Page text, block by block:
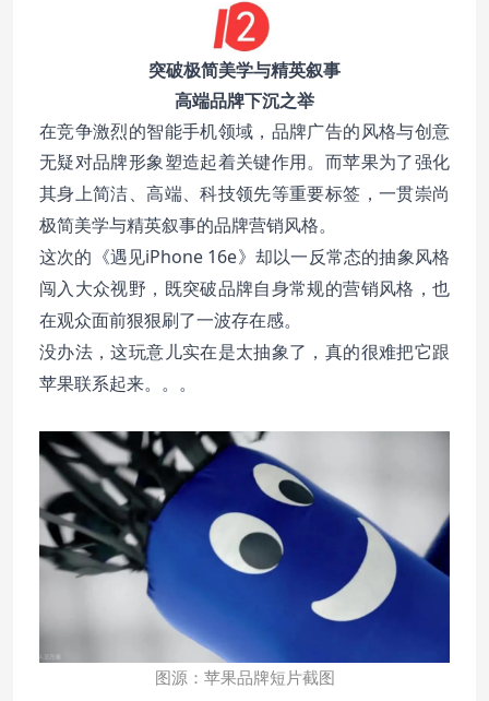
突破极简美学与精英叙事
高端品牌下沉之举
在竞争激烈的智能手机领域，品牌广告的风格与创意
无疑对品牌形象塑造起着关键作用。而苹果为了强化
其身上简洁、高端、科技领先等重要标签，一贯崇尚
极简美学与精英叙事的品牌营销风格。
这次的《遇见iPhone 16e》却以一反常态的抽象风格
闯入大众视野，既突破品牌自身常规的营销风格，也
在观众面前狠狠刷了一波存在感。
没办法，这玩意儿实在是太抽象了，真的很难把它跟
苹果联系起来。。。
图源：苹果品牌短片截图